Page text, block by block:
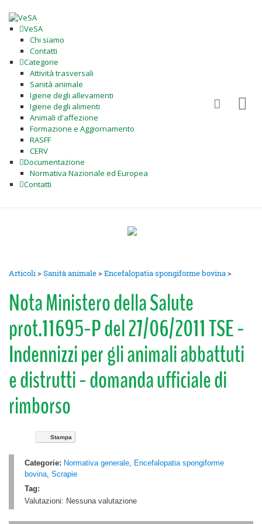
VeSA
Chi siamo
Contatti
Categorie
Attività trasversali
Sanità animale
Igiene degli allevamenti
Igiene degli alimenti
Animali d'affezione
Formazione e Aggiornamento
RASFF
CERV
Documentazione
Normativa Nazionale ed Europea
Contatti
Articoli>Sanità animale>Encefalopatia spongiforme bovina>
Nota Ministero della Salute
prot.11695-P del 27/06/2011 TSE -
Indennizzi per gli animali abbattuti
e distrutti - domanda ufficiale di
rimborso
Stampa
Categorie: Normativa generale, Encefalopatia spongiforme
bovina, Scrapie
Tag:
Valutazioni: Nessuna valutazione